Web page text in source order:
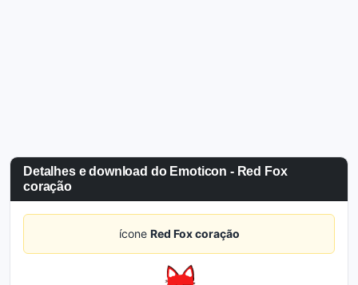
Detalhes e download do Emoticon - Red Fox
coração
ícone Red Fox coração